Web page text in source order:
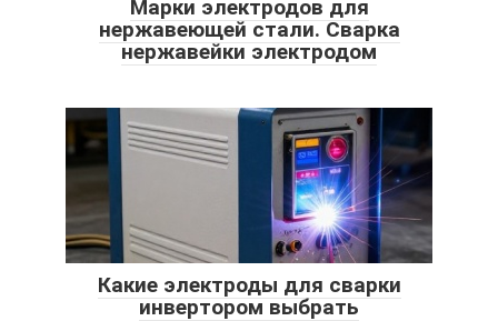
Марки электродов для
нержавеющей стали. Сварка
нержавейки электродом
Какие электроды для сварки
инвертором выбрать